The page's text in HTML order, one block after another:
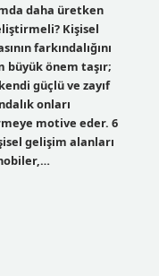
daha üretken
Kişisel
farkındalığını
büyük önem taşır;
güçlü ve zayıf
onları
motive eder. 6
gelişim alanları